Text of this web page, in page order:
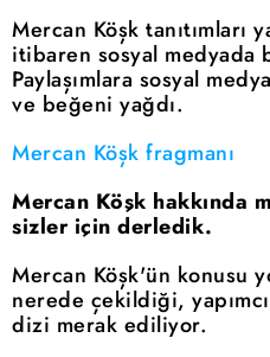
Mercan Köşk tanıtımları
itibaren sosyal medyada
Paylaşımlara sosyal
ve beğeni yağdı.
Mercan Köşk fragmanı
Mercan Köşk hakkında
sizler için derledik.
Mercan Köşk'ün konusu
nerede çekildiği,
dizi merak ediliyor.